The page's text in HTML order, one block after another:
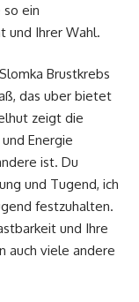
ein
und Ihrer Wahl.
Brustkrebs
das uber bietet
zeigt die
Energie
ist. Du
und Tugend, ich
festzuhalten.
und Ihre
auch viele andere